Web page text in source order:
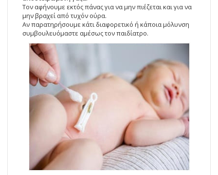
Τον αφήνουμε εκτός πάνας για να μην πιέζεται και για να
μην βραχεί από τυχόν ούρα.
Αν παρατηρήσουμε κάτι διαφορετικό ή κάποια μόλυνση
συμβουλευόμαστε αμέσως τον παιδίατρο.